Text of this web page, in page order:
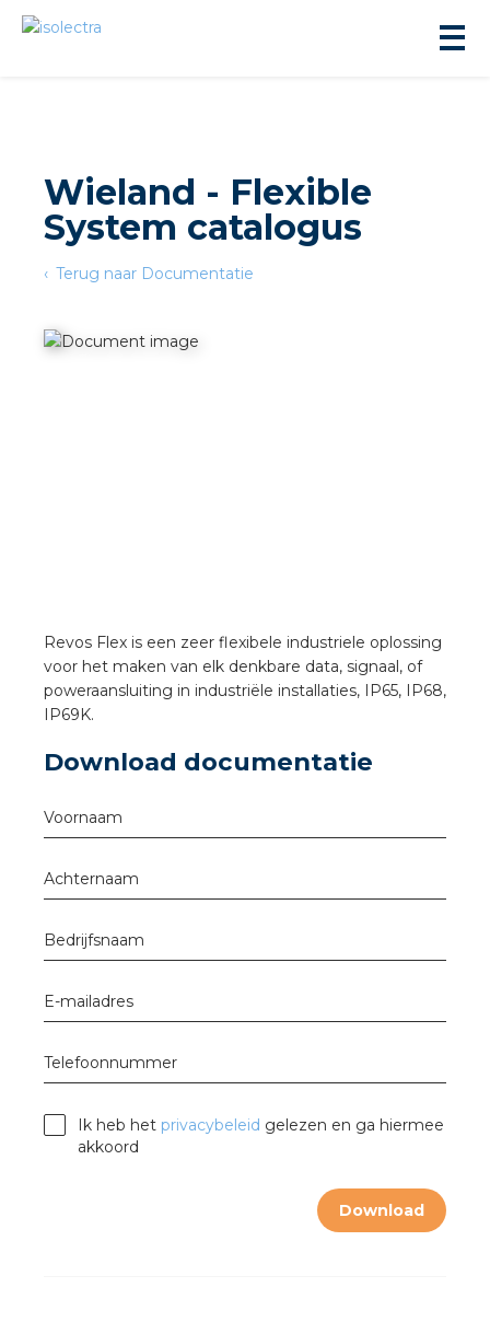
Wieland - Flexible
System catalogus
Terug naar Documentatie
Revos Flex is een zeer flexibele industriele oplossing
voor het maken van elk denkbare data, signaal, of
poweraansluiting in industriële installaties, IP65, IP68,
IP69K.
Download documentatie
Voornaam
Achternaam
Bedrijfsnaam
E-mailadres
Telefoonnummer
Ik heb het privacybeleid gelezen en ga hiermee
akkoord
Download
installeren
installeren
installeren in beton
installeren in de tuinbouw
stekerbare vlakkabel
RST®